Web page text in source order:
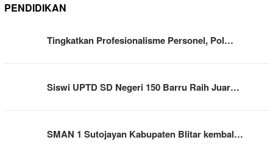
PENDIDIKAN
Tingkatkan Profesionalisme Personel, Pol…
Siswi UPTD SD Negeri 150 Barru Raih Juar…
SMAN 1 Sutojayan Kabupaten Blitar kembal…